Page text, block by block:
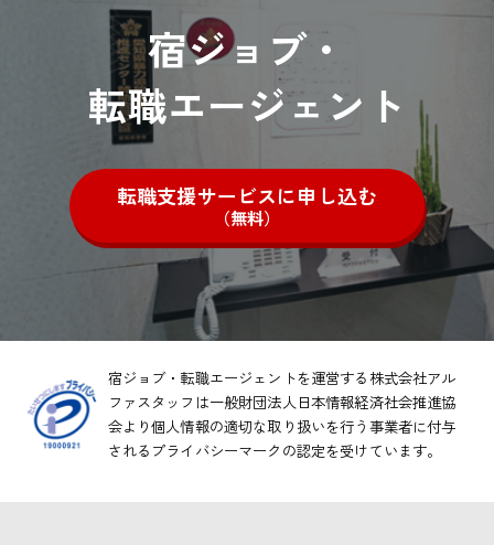
宿ジョブ・
転職エージェント
転職支援サービスに申し込む
（無料）
宿ジョブ・転職エージェントを運営する株式会社アル
ファスタッフは一般財団法人日本情報経済社会推進協
会より個人情報の適切な取り扱いを行う事業者に付与
されるプライバシーマークの認定を受けています。